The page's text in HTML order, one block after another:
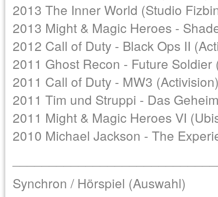
2013 The Inner World (Studio
2013 Might & Magic Heroes -
2012 Call of Duty - Black Ops II
2011 Ghost Recon - Future Soldier
2011 Call of Duty - MW3
2011 Tim und Struppi - Das
2011 Might & Magic Heroes VI
2010 Michael Jackson - The
Synchron / Hörspiel (Auswahl)